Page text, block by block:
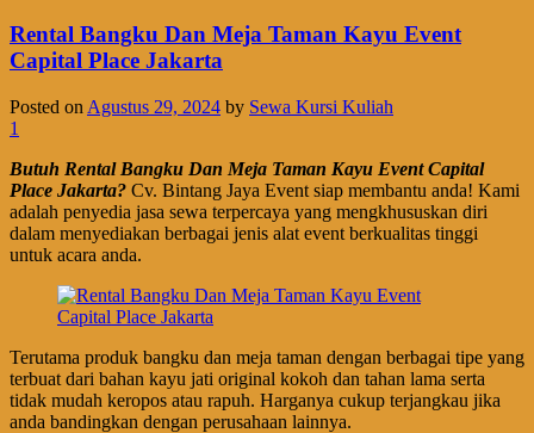
Rental Bangku Dan Meja Taman Kayu Event
Capital Place Jakarta
Posted on Agustus 29, 2024 by Sewa Kursi Kuliah
1
Butuh Rental Bangku Dan Meja Taman Kayu Event Capital
Place Jakarta? Cv. Bintang Jaya Event siap membantu anda! Kami
adalah penyedia jasa sewa terpercaya yang mengkhususkan diri
dalam menyediakan berbagai jenis alat event berkualitas tinggi
untuk acara anda.
Terutama produk bangku dan meja taman dengan berbagai tipe yang
terbuat dari bahan kayu jati original kokoh dan tahan lama serta
tidak mudah keropos atau rapuh. Harganya cukup terjangkau jika
anda bandingkan dengan perusahaan lainnya.